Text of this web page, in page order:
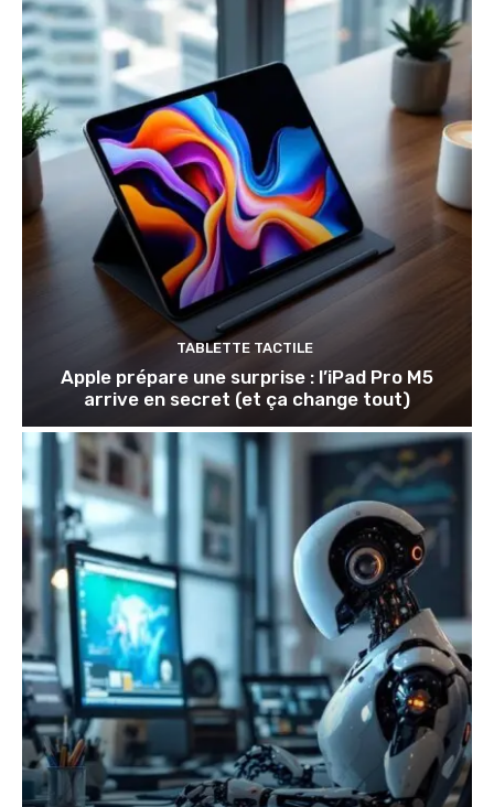
TABLETTE TACTILE
Apple prépare une surprise : l’iPad Pro M5
arrive en secret (et ça change tout)